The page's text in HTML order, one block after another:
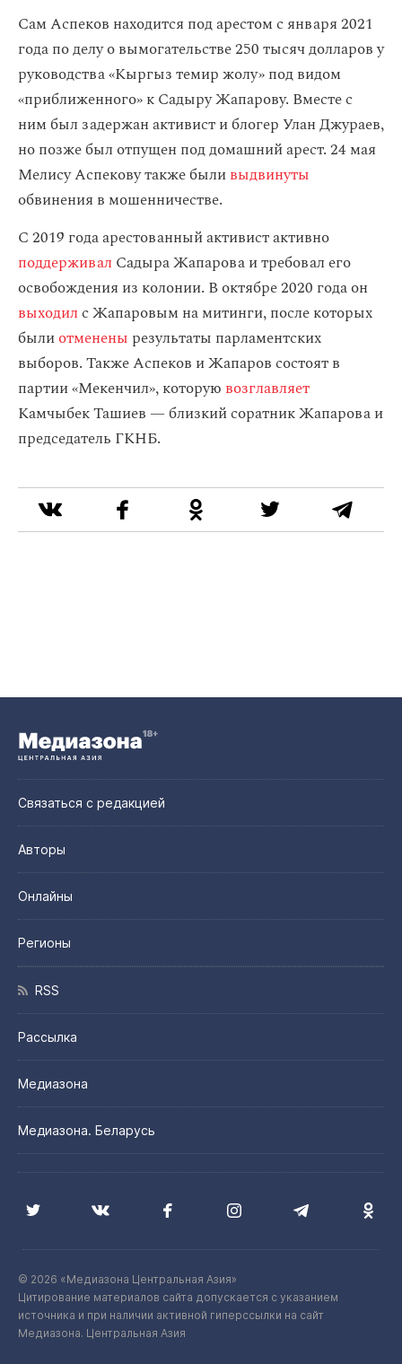
Сам Аспеков находится под арестом с января 2021
года по делу о вымогательстве 250 тысяч долларов у
руководства «Кыргыз темир жолу» под видом
«приближенного» к Садыру Жапарову. Вместе с
ним был задержан активист и блогер Улан Джураев,
но позже был отпущен под домашний арест. 24 мая
Мелису Аспекову также быливыдвинуты
обвинения в мошенничестве.
C 2019 года арестованный активист активно
поддерживал Садыра Жапарова и требовал его
освобождения из колонии. В октябре 2020 года он
выходилс Жапаровым на митинги, после которых
былиотменены результаты парламентских
выборов. Также Аспеков и Жапаров состоят в
партии «Мекенчил», которую возглавляет
Камчыбек Ташиев — близкий соратник Жапарова и
председатель ГКНБ.
Связаться с редакцией
Авторы
Онлайны
Регионы
RSS
Рассылка
Медиазона
Медиазона. Беларусь
© 2026 «Медиазона Центральная Азия»
Цитирование материалов сайта допускается с указанием
источника и при наличии активной гиперссылки на сайт
Медиазона. Центральная Азия